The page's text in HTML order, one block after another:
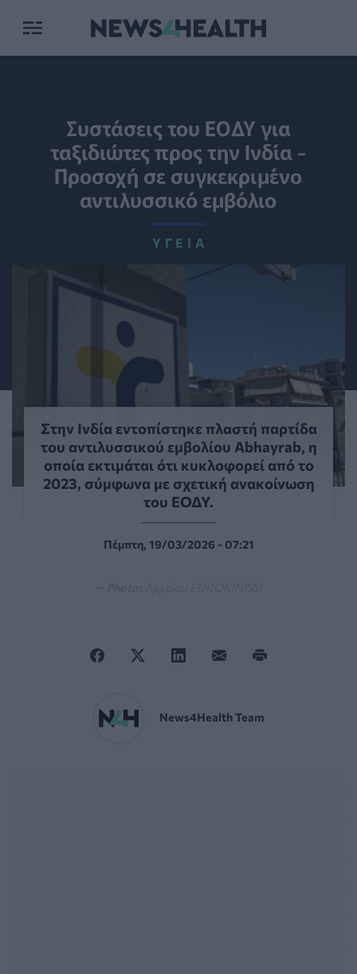
Συστάσεις του ΕΟΔΥ για
ταξιδιώτες προς την Ινδία -
Προσοχή σε συγκεκριμένο
αντιλυσσικό εμβόλιο
ΥΓΕΊΑ
Στην Ινδία εντοπίστηκε πλαστή παρτίδα
του αντιλυσσικού εμβολίου Abhayrab, η
οποία εκτιμάται ότι κυκλοφορεί από το
2023, σύμφωνα με σχετική ανακοίνωση
του ΕΟΔΥ.
Πέμπτη, 19/03/2026 - 07:21
News4Health Team